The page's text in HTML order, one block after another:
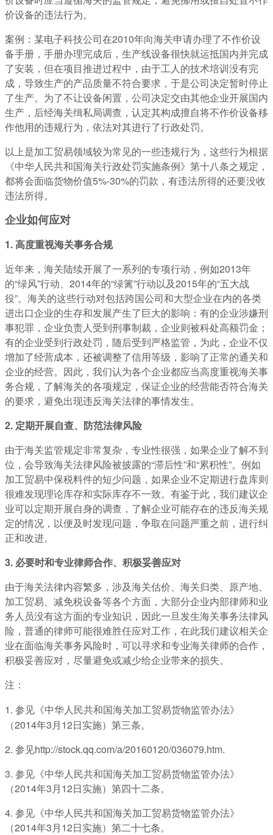
价设备的违法行为。
案例：某电子科技公司在2010年向海关申请办理了不作价设
备手册，手册办理完成后，生产线设备很快就运抵国内并完成
了安装，但在项目推进过程中，由于工人的技术培训没有完
成，导致生产的产品质量不符合要求，于是公司决定暂时停止
了生产。为了不让设备闲置，公司决定交由其他企业开展国内
生产，后经海关缉私局调查，认定其构成擅自将不作价设备移
作他用的违规行为，依法对其进行了行政处罚。
以上是加工贸易领域较为常见的一些违规行为，这些行为根据
《中华人民共和国海关行政处罚实施条例》第十八条之规定，
都将会面临货物价值5%-30%的罚款，有违法所得的还要没收
违法所得。
企业如何应对
1. 高度重视海关事务合规
近年来，海关陆续开展了一系列的专项行动，例如2013年
的“绿风”行动、2014年的“绿篱”行动以及2015年的“五大战
役”。海关的这些行动对包括跨国公司和大型企业在内的各类
进出口企业的生存和发展产生了巨大的影响：有的企业涉嫌刑
事犯罪，企业负责人受到刑事制裁，企业则被科处高额罚金；
有的企业受到行政处罚，随后受到严格监管，为此，企业不仅
增加了经营成本，还被调整了信用等级，影响了正常的通关和
企业的经营。因此，我们认为各个企业都应当高度重视海关事
务合规，了解海关的各项规定，保证企业的经营能否符合海关
的要求，避免出现违反海关法律的事情发生。
2. 定期开展自查、防范法律风险
由于海关监管规定非常复杂，专业性很强，如果企业了解不到
位，会导致海关法律风险被披露的“滞后性”和“累积性”。例如
加工贸易中保税料件的短少问题，如果企业不定期进行盘库则
很难发现理论库存和实际库存不一致。有鉴于此，我们建议企
业可以定期开展自身的调查，了解企业可能存在的违反海关规
定的情况，以便及时发现问题，争取在问题严重之前，进行纠
正和改进。
3. 必要时和专业律师合作、积极妥善应对
由于海关法律内容繁多，涉及海关估价、海关归类、原产地、
加工贸易、减免税设备等各个方面，大部分企业内部律师和业
务人员没有这方面的专业知识，因此一旦发生海关事务法律风
险，普通的律师可能很难胜任应对工作，在此我们建议相关企
业在面临海关事务风险时，可以寻求和专业海关律师的合作，
积极妥善应对，尽量避免或减少给企业带来的损失。
注：
1. 参见《中华人民共和国海关加工贸易货物监管办法》
（2014年3月12日实施）第三条。
2. 参见http://stock.qq.com/a/20160120/036079.htm.
3. 参见《中华人民共和国海关加工贸易货物监管办法》
（2014年3月12日实施）第四十二条。
4. 参见《中华人民共和国海关加工贸易货物监管办法》
（2014年3月12日实施）第二十七条。